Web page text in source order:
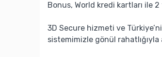
Bonus, World kredi kartları ile
3D Secure hizmeti ve
sistemimizle gönül rahatlığıyla